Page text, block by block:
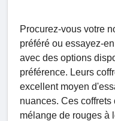
Procurez-vous votre
préféré ou essayez-
avec des options
préférence. Leurs
excellent moyen
nuances. Ces
mélange de rouges à